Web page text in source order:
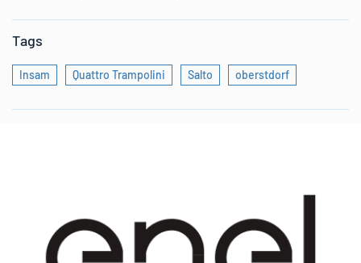
Tags
Insam Quattro Trampolini Salto oberstdorf